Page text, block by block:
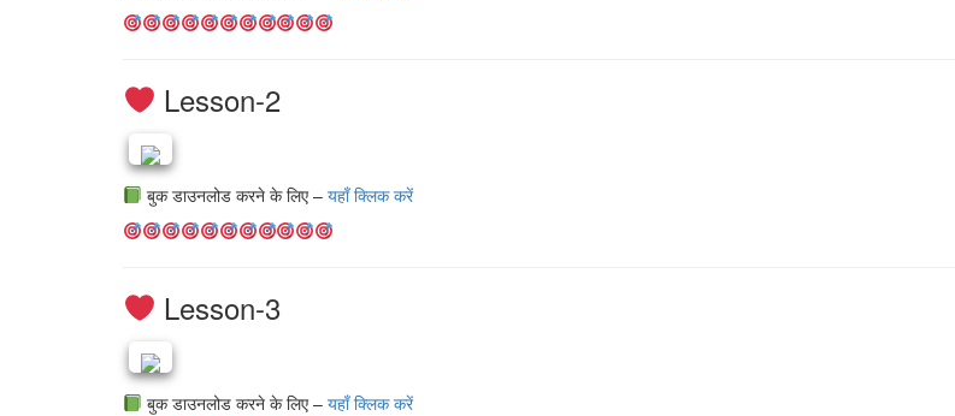
Lesson-2
बुक डाउनलोड करने के लिए – यहाँ क्लिक करें
Lesson-3
बुक डाउनलोड करने के लिए – यहाँ क्लिक करें